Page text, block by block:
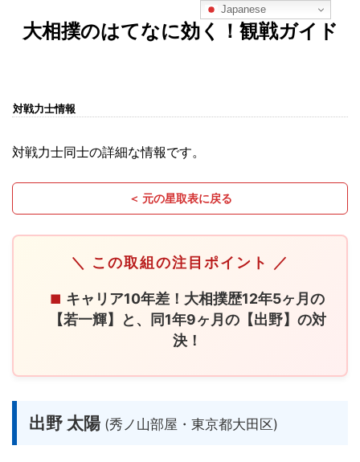
大相撲のはてなに効く！観戦ガイド
対戦力士情報
対戦力士同士の詳細な情報です。
＜ 元の星取表に戻る
＼ この取組の注目ポイント ／
■ キャリア10年差！大相撲歴12年5ヶ月の
【若一輝】と、同1年9ヶ月の【出野】の対
決！
出野 太陽 (秀ノ山部屋・東京都大田区)
Japanese